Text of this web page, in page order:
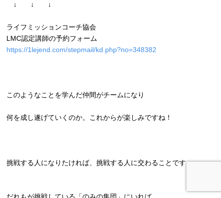
↓ ↓ ↓
ライフミッションコーチ協会
LMC認定講師の予約フォーム
https://1lejend.com/stepmail/kd.php?no=348382
このようなことを学んだ仲間がチームになり
何を成し遂げていくのか。これからが楽しみですね！
挑戦する人になりたければ、挑戦する人に交わることです。